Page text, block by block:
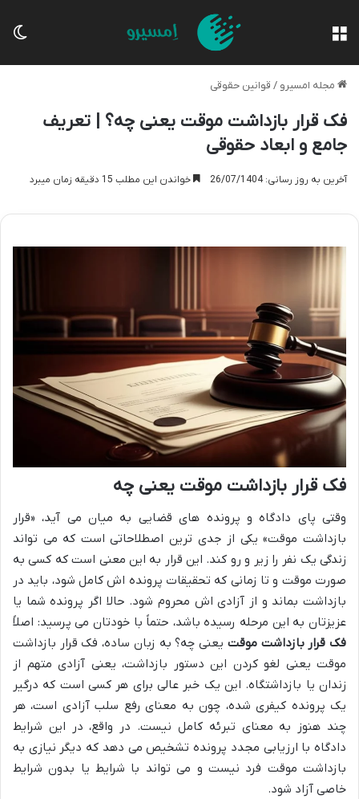
مجله امسیرو / قوانین حقوقی
فک قرار بازداشت موقت یعنی چه؟ | تعریف
جامع و ابعاد حقوقی
آخرین به روز رسانی: 26/07/1404 خواندن این مطلب 15 دقیقه زمان میبرد
فک قرار بازداشت موقت یعنی چه
وقتی پای دادگاه و پرونده های قضایی به میان می آید، «قرار
بازداشت موقت» یکی از جدی ترین اصطلاحاتی است که می تواند
زندگی یک نفر را زیر و رو کند. این قرار به این معنی است که کسی به
صورت موقت و تا زمانی که تحقیقات پرونده اش کامل شود، باید در
بازداشت بماند و از آزادی اش محروم شود. حالا اگر پرونده شما یا
عزیزتان به این مرحله رسیده باشد، حتماً با خودتان می پرسید: اصلاً
فک قرار بازداشت موقت یعنی چه؟ به زبان ساده، فک قرار بازداشت
موقت یعنی لغو کردن این دستور بازداشت، یعنی آزادی متهم از
زندان یا بازداشتگاه. این یک خبر عالی برای هر کسی است که درگیر
یک پرونده کیفری شده، چون به معنای رفع سلب آزادی است، هر
چند هنوز به معنای تبرئه کامل نیست. در واقع، در این شرایط
دادگاه با ارزیابی مجدد پرونده تشخیص می دهد که دیگر نیازی به
بازداشت موقت فرد نیست و می تواند با شرایط یا بدون شرایط
خاصی آزاد شود.